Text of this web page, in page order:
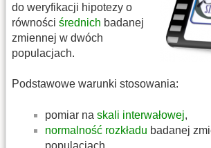
do weryfikacji hipotezy o
równości średnich badanej
zmiennej w dwóch
populacjach.
Podstawowe warunki stosowania:
pomiar na skali interwałowej,
normalność rozkładu badanej
populacjach,